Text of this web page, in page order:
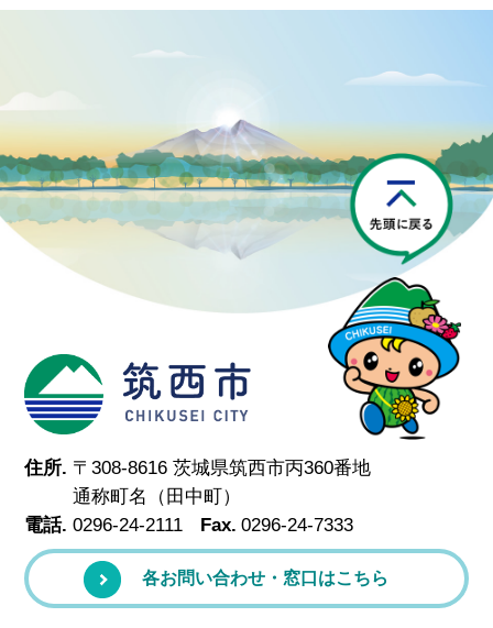
筑西市
住所. 〒308-8616 茨城県筑西市丙360番地
通称町名（田中町）
電話. 0296-24-2111 Fax. 0296-24-7333
各お問い合わせ・窓口はこちら